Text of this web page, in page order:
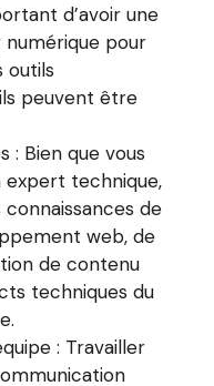
d’avoir une
numérique pour
outils
peuvent être
: Bien que vous
expert technique,
de
web, de
de contenu
techniques du
: Travailler